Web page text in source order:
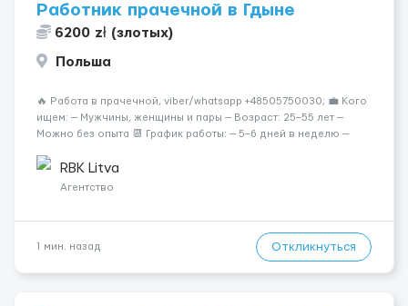
Работник прачечной в Гдыне
6200 zł (злотых)
Польша
🔥 Работа в прачечной, viber/whatsapp +48505750030; 💼 Кого
ищем: — Мужчины, женщины и пары — Возраст: 25–55 лет —
Можно без опыта 📆 График работы: — 5–6 дней в неделю —
18:0...RBK Litva
Агентство
1 мин. назад Откликнуться